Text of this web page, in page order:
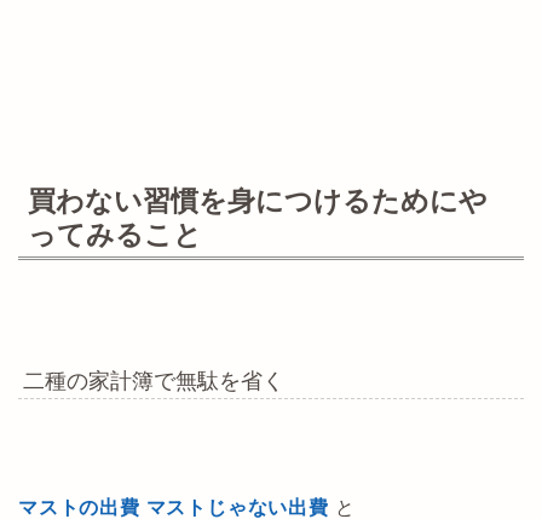
買わない習慣を身につけるためにや
ってみること
二種の家計簿で無駄を省く
マストの出費 マストじゃない出費 と